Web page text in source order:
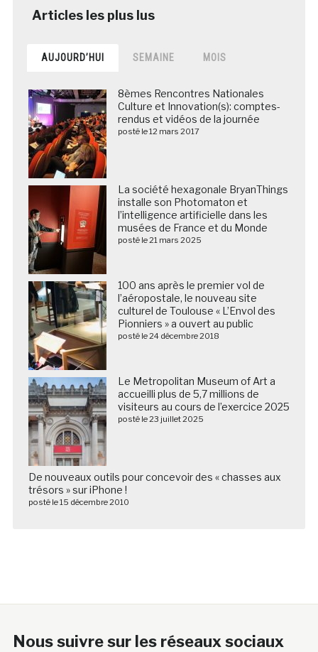
AUJOURD’HUI SEMAINE MOIS
8èmes Rencontres Nationales
Culture et Innovation(s): comptes-
rendus et vidéos de la journée
posté le 12 mars 2017
La société hexagonale BryanThings
installe son Photomaton et
l’intelligence artificielle dans les
musées de France et du Monde
posté le 21 mars 2025
100 ans après le premier vol de
l’aéropostale, le nouveau site
culturel de Toulouse « L’Envol des
Pionniers » a ouvert au public
posté le 24 décembre 2018
Le Metropolitan Museum of Art a
accueilli plus de 5,7 millions de
visiteurs au cours de l’exercice 2025
posté le 23 juillet 2025
De nouveaux outils pour concevoir des « chasses aux
trésors » sur iPhone !
posté le 15 décembre 2010
Nous suivre sur les réseaux sociaux